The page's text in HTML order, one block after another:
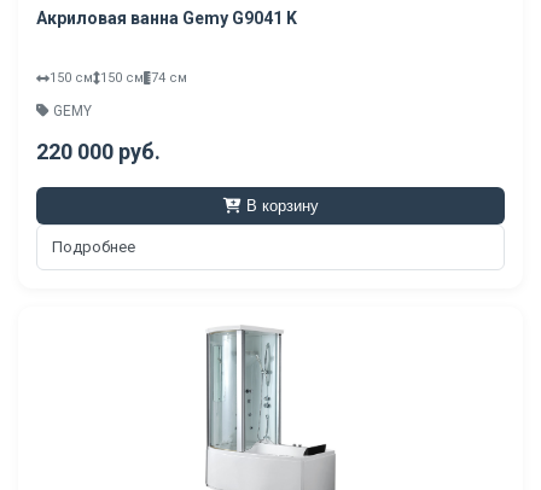
Акриловая ванна Gemy G9041 K
150 см 150 см 74 см
GEMY
220 000 руб.
В корзину
Подробнее